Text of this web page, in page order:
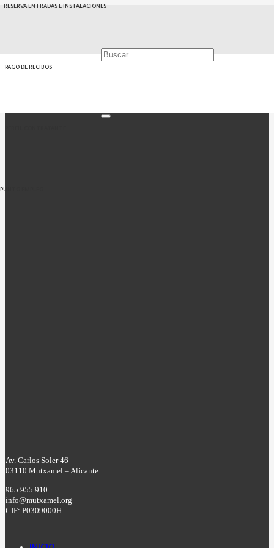
RESERVA ENTRADAS E INSTALACIONES
PAGO DE RECIBOS
PUNTO EMPLEO
Av. Carlos Soler 46
03110 Mutxamel – Alicante
965 955 910
info@mutxamel.org
CIF: P0309000H